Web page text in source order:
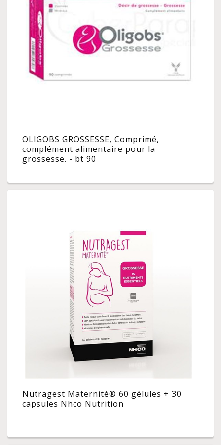
OLIGOBS GROSSESSE, Comprimé,
complément alimentaire pour la
grossesse. - bt 90
Nutragest Maternité® 60 gélules + 30
capsules Nhco Nutrition